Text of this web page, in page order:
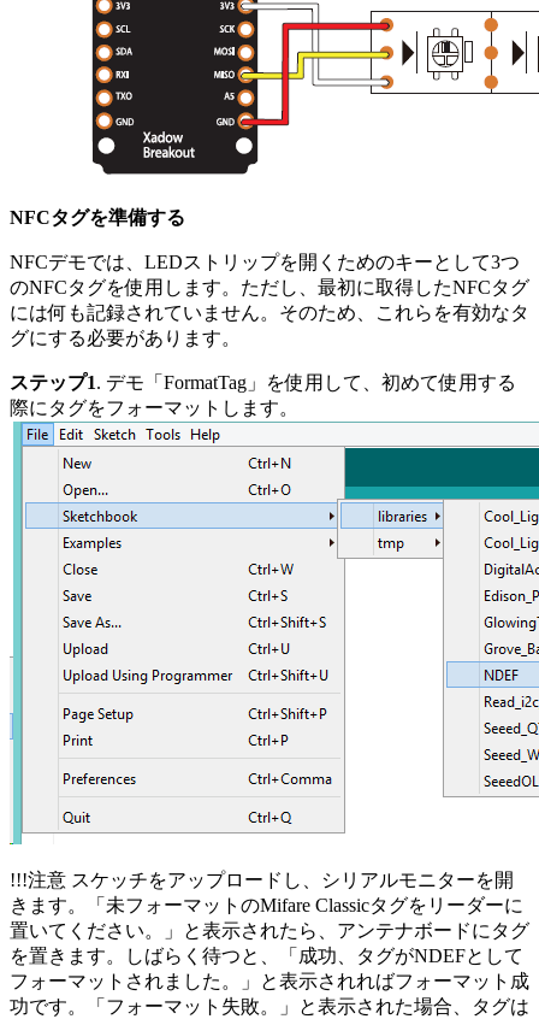
NFCタグを準備する
NFCデモでは、LEDストリップを開くためのキーとして3つ
のNFCタグを使用します。ただし、最初に取得したNFCタグ
には何も記録されていません。そのため、これらを有効なタ
グにする必要があります。
ステップ1. デモ「FormatTag」を使用して、初めて使用する
際にタグをフォーマットします。
!!!注意 スケッチをアップロードし、シリアルモニターを開
きます。「未フォーマットのMifare Classicタグをリーダーに
置いてください。」と表示されたら、アンテナボードにタグ
を置きます。しばらく待つと、「成功、タグがNDEFとして
フォーマットされました。」と表示されればフォーマット成
功です。「フォーマット失敗。」と表示された場合、タグは